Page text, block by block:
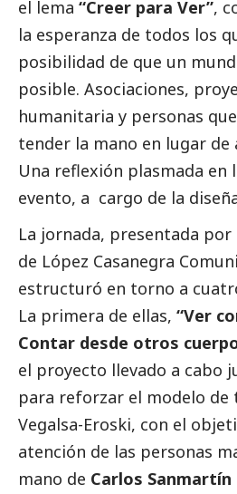
el lema “Creer para Ver”,
la esperanza de todos los
posibilidad de que un
posible. Asociaciones,
humanitaria y personas
tender la mano en lugar
Una reflexión plasmada en
evento, a cargo de la
La jornada, presentada por
de López Casanegra
estructuró en torno a
La primera de ellas, “Ver
Contar desde otros
el proyecto llevado a cabo
para reforzar el modelo de
Vegalsa-Eroski, con el
atención de las personas
mano de Carlos